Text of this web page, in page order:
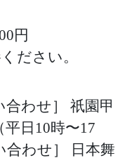
円
ださい。
合わせ］ 祇園甲
日10時〜17
合わせ］ 日本舞